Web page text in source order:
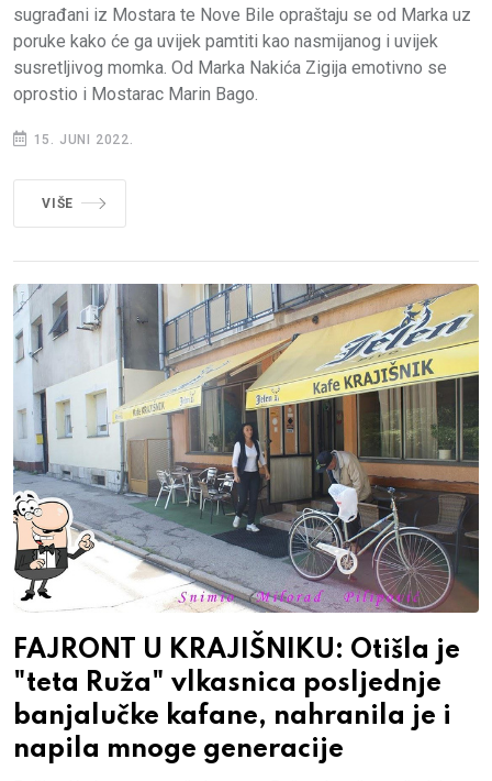
sugrađani iz Mostara te Nove Bile opraštaju se od Marka uz
poruke kako će ga uvijek pamtiti kao nasmijanog i uvijek
susretljivog momka. Od Marka Nakića Zigija emotivno se
oprostio i Mostarac Marin Bago.
15. JUNI 2022.
VIŠE
FAJRONT U KRAJIŠNIKU: Otišla je
"teta Ruža" vlkasnica posljednje
banjalučke kafane, nahranila je i
napila mnoge generacije